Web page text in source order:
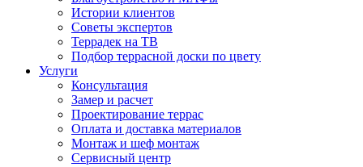
Истории клиентов
Советы экспертов
Террадек на ТВ
Подбор террасной доски по цвету
Услуги
Консультация
Замер и расчет
Проектирование террас
Оплата и доставка материалов
Монтаж и шеф монтаж
Сервисный центр